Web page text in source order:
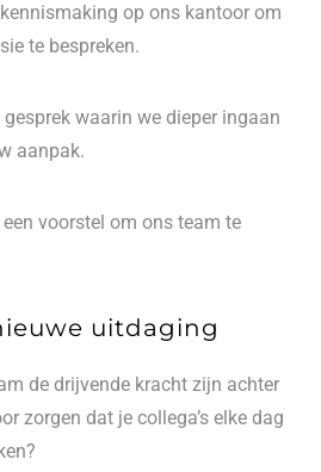
kennismaking op ons kantoor om
te bespreken.
gesprek waarin we dieper ingaan
aanpak.
een voorstel om ons team te
uitdaging
de drijvende kracht zijn achter
zorgen dat je collega’s elke dag